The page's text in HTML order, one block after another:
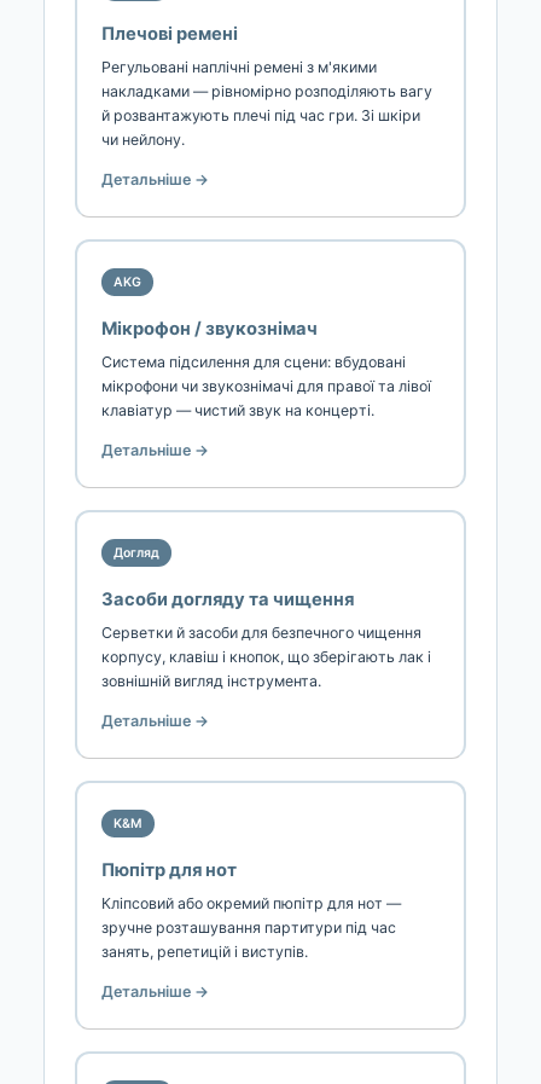
Плечові ремені
Регульовані наплічні ремені з м'якими
накладками — рівномірно розподіляють вагу
й розвантажують плечі під час гри. Зі шкіри
чи нейлону.
Детальніше →
AKG
Мікрофон / звукознімач
Система підсилення для сцени: вбудовані
мікрофони чи звукознімачі для правої та лівої
клавіатур — чистий звук на концерті.
Детальніше →
Догляд
Засоби догляду та чищення
Серветки й засоби для безпечного чищення
корпусу, клавіш і кнопок, що зберігають лак і
зовнішній вигляд інструмента.
Детальніше →
K&M
Пюпітр для нот
Кліпсовий або окремий пюпітр для нот —
зручне розташування партитури під час
занять, репетицій і виступів.
Детальніше →